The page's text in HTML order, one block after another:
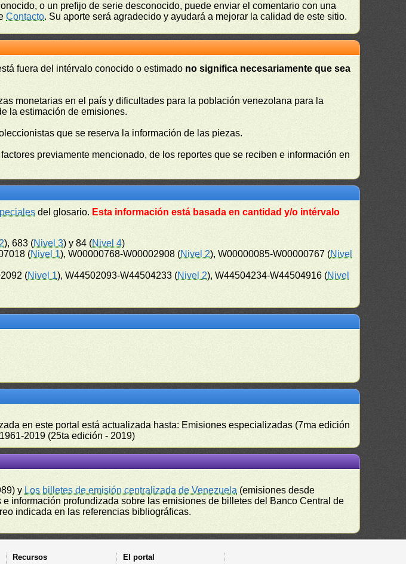
o un prefijo de serie desconocido, puede enviar el comentario con una
Contacto. Su aporte será agradecido y ayudará a mejorar la calidad de este sitio.
fuera del intérvalo conocido o estimado no significa necesariamente que sea
monetarias en el país y dificultades para la población venezolana para la
la estimación de emisiones.
que se reserva la información de las piezas.
previamente mencionado, de los reportes que se reciben e información en
del glosario. Esta información está basada en cantidad y/o intérvalo
), 683 (Nivel 3) y 84 (Nivel 4)
(Nivel 1), W00000768-W00002908 (Nivel 2), W00000085-W00000767 (Nivel
(Nivel 1), W44502093-W44504233 (Nivel 2), W44504234-W44504916 (Nivel
en este portal está actualizada hasta: Emisiones especializadas (7ma edición
2019 (25ta edición - 2019)
y Los billetes de emisión centralizada de Venezuela (emisiones desde
información profundizada sobre las emisiones de billetes del Banco Central de
indicada en las referencias bibliográficas.
Recursos
El portal